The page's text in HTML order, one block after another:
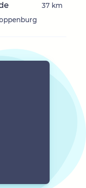
37 km